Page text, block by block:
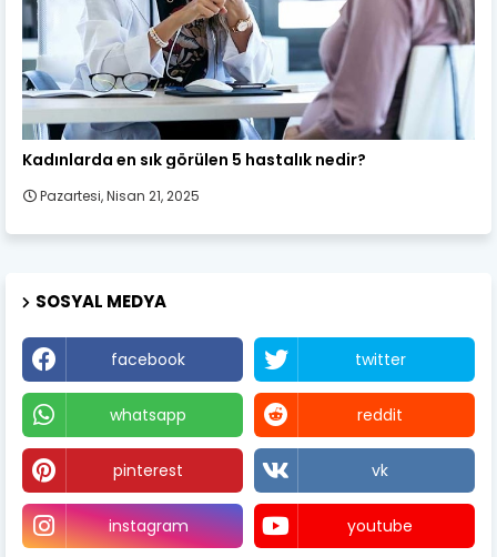
Kadın Sağlığı
Kadınlarda en sık görülen 5 hastalık nedir?
Pazartesi, Nisan 21, 2025
SOSYAL MEDYA
facebook twitter
whatsapp reddit
pinterest vk
instagram youtube